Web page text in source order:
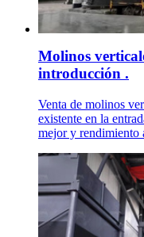
Molinos
introducción .
Venta de molinos
existente en la
mejor y rendimiento